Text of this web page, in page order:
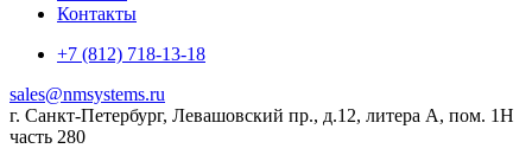
Контакты
+7 (812) 718-13-18
sales@nmsystems.ru
г. Санкт-Петербург, Левашовский пр., д.12, литера А, пом. 1Н
часть 280